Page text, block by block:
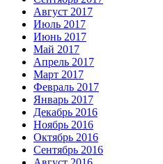
Август 2017
Июль 2017
Июнь 2017
Май 2017
Апрель 2017
Март 2017
Февраль 2017
Январь 2017
Декабрь 2016
Ноябрь 2016
Октябрь 2016
Сентябрь 2016